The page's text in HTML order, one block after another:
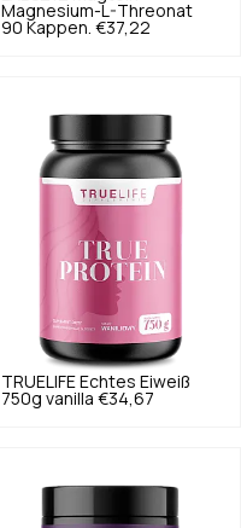
Magnesium-L-Threonat
90 Kappen. €37,22
TRUELIFE Echtes Eiweiß
750g vanilla €34,67